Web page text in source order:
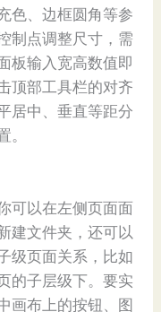
色、边框圆角等参
制点调整尺寸，需
板输入宽高数值即
顶部工具栏的对齐
居中、垂直等距分
。
可以在左侧页面面
建文件夹，还可以
级页面关系，比如
的子层级下。要实
画布上的按钮、图